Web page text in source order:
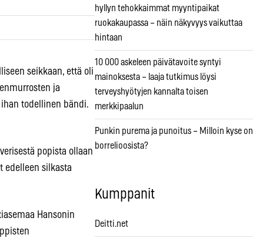
seikkaan, että oli
ja
ihan todellinen bändi.
popista ollaan
edelleen silkasta
Hansonin
hyllyn tehokkaimmat myyntipaikat
ruokakaupassa – näin näkyvyys vaikuttaa
hintaan
10 000 askeleen päivätavoite syntyi
mainoksesta – laaja tutkimus löysi
terveyshyötyjen kannalta toisen
merkkipaalun
Punkin purema ja punoitus – Milloin kyse on
borrelioosista?
Kumppanit
Deitti.net